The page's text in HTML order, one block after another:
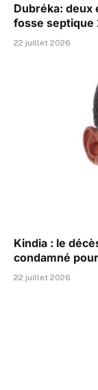
Dubréka:
fosse septique
22 juillet 2026
Kindia : le
condamné
22 juillet 2026